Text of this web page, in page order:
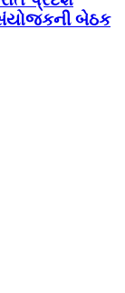
સંયોજકની બેઠક